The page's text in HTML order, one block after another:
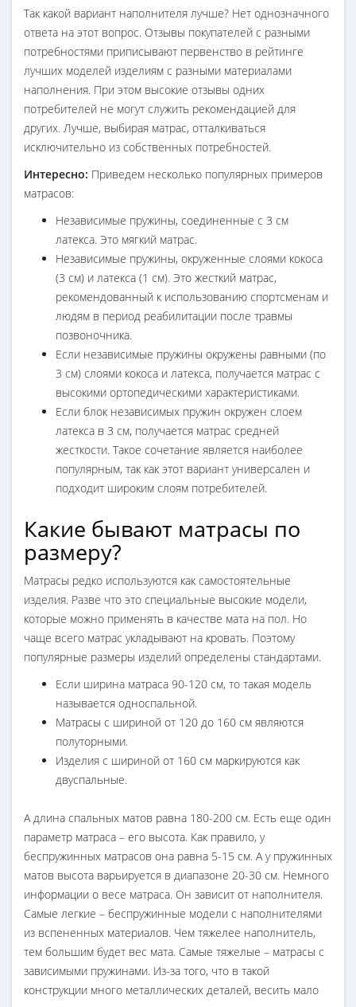
Так какой вариант наполнителя лучше? Нет однозначного
ответа на этот вопрос. Отзывы покупателей с разными
потребностями приписывают первенство в рейтинге
лучших моделей изделиям с разными материалами
наполнения. При этом высокие отзывы одних
потребителей не могут служить рекомендацией для
других. Лучше, выбирая матрас, отталкиваться
исключительно из собственных потребностей.
Интересно: Приведем несколько популярных примеров
матрасов:
Независимые пружины, соединенные с 3 см
латекса. Это мягкий матрас.
Независимые пружины, окруженные слоями кокоса
(3 см) и латекса (1 см). Это жесткий матрас,
рекомендованный к использованию спортсменам и
людям в период реабилитации после травмы
позвоночника.
Если независимые пружины окружены равными (по
3 см) слоями кокоса и латекса, получается матрас с
высокими ортопедическими характеристиками.
Если блок независимых пружин окружен слоем
латекса в 3 см, получается матрас средней
жесткости. Такое сочетание является наиболее
популярным, так как этот вариант универсален и
подходит широким слоям потребителей.
Какие бывают матрасы по
размеру?
Матрасы редко используются как самостоятельные
изделия. Разве что это специальные высокие модели,
которые можно применять в качестве мата на пол. Но
чаще всего матрас укладывают на кровать. Поэтому
популярные размеры изделий определены стандартами.
Если ширина матраса 90-120 см, то такая модель
называется односпальной.
Матрасы с шириной от 120 до 160 см являются
полуторными.
Изделия с шириной от 160 см маркируются как
двуспальные.
А длина спальных матов равна 180-200 см. Есть еще один
параметр матраса – его высота. Как правило, у
беспружинных матрасов она равна 5-15 см. А у пружинных
матов высота варьируется в диапазоне 20-30 см. Немного
информации о весе матраса. Он зависит от наполнителя.
Самые легкие – беспружинные модели с наполнителями
из вспененных материалов. Чем тяжелее наполнитель,
тем большим будет вес мата. Самые тяжелые – матрасы с
зависимыми пружинами. Из-за того, что в такой
конструкции много металлических деталей, весить мало